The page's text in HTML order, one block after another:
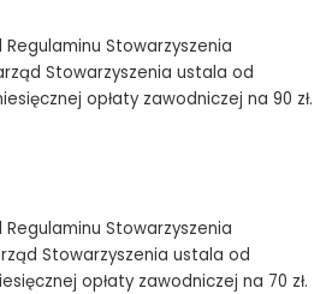
Regulaminu Stowarzyszenia
Stowarzyszenia ustala od
opłaty zawodniczej na 90 zł.
Regulaminu Stowarzyszenia
Stowarzyszenia ustala od
opłaty zawodniczej na 70 zł.